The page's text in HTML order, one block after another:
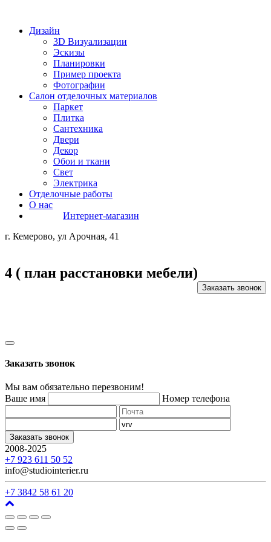
Дизайн
3D Визуализации
Эскизы
Планировки
Пример проекта
Фотографии
Салон отделочных материалов
Паркет
Плитка
Сантехника
Двери
Декор
Обои и ткани
Свет
Электрика
Отделочные работы
О нас
Интернет-магазин
г. Кемерово, ул Арочная, 41
4 ( план расстановки мебели)
Заказать звонок
Заказать звонок
Мы вам обязательно перезвоним!
Ваше имя
Номер телефона
Заказать звонок
2008-2025
+7 923 611 50 52
info@studiointerier.ru
+7 3842 58 61 20